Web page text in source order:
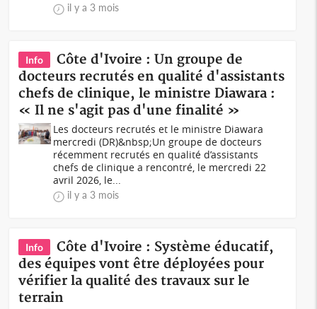
il y a 3 mois
Info
Côte d'Ivoire : Un groupe de
docteurs recrutés en qualité d'assistants
chefs de clinique, le ministre Diawara :
« Il ne s'agit pas d'une finalité »
Les docteurs recrutés et le ministre Diawara
mercredi (DR)&nbsp;Un groupe de docteurs
récemment recrutés en qualité d’assistants
chefs de clinique a rencontré, le mercredi 22
avril 2026, le...
il y a 3 mois
Info
Côte d'Ivoire : Système éducatif,
des équipes vont être déployées pour
vérifier la qualité des travaux sur le
terrain